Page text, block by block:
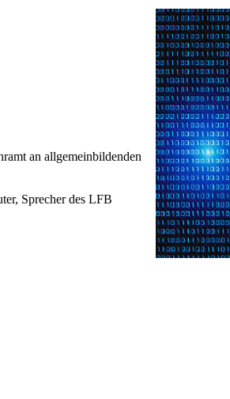
an allgemeinbildenden
Sprecher des LFB